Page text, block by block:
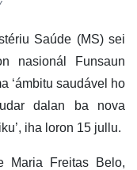
Saúde (MS) sei
nasionál Funsaun
‘ámbitu saudável ho
dalan ba nova
iha loron 15 jullu.
Maria Freitas Belo,